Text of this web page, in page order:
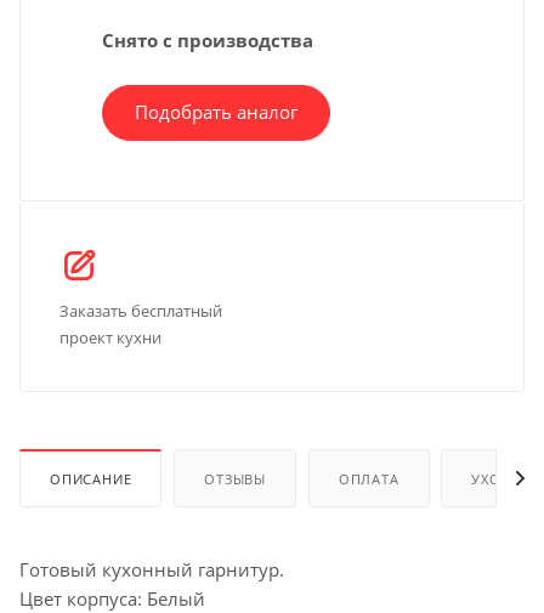
Снято с производства
Подобрать аналог
Заказать бесплатный
проект кухни
ОПИСАНИЕ ОТЗЫВЫ ОПЛАТА УХОД И
Готовый кухонный гарнитур.
Цвет корпуса: Белый